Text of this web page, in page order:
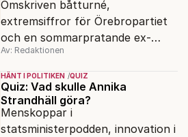
Omskriven båtturné,
extremsiffror för Örebropartiet
och en sommarpratande ex-
minister. Har du koll på veckans
snackisar i politiken?
Av: Redaktionen
HÄNT I POLITIKEN QUIZ
Quiz: Vad skulle Annika
Strandhäll göra?
Menskoppar i
statsministerpodden, innovation i